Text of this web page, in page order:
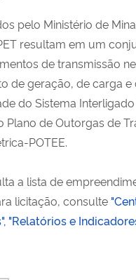
pelo Ministério de
resultam em um
de transmissão
de geração, de carga
do Sistema
Plano de Outorgas de
POTEE.
a lista de
licitação, consulte
"Relatórios e